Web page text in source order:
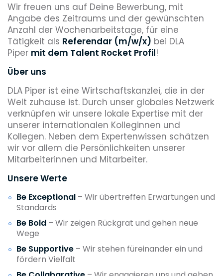
Wir freuen uns auf Deine Bewerbung, mit
Angabe des Zeitraums und der gewünschten
Anzahl der Wochenarbeitstage, für eine
Tätigkeit als Referendar (m/w/x) bei DLA
Piper mit dem Talent Rocket Profil!
Über uns
DLA Piper ist eine Wirtschaftskanzlei, die in der
Welt zuhause ist. Durch unser globales Netzwerk
verknüpfen wir unsere lokale Expertise mit der
unserer internationalen Kolleginnen und
Kollegen. Neben dem Expertenwissen schätzen
wir vor allem die Persönlichkeiten unserer
Mitarbeiterinnen und Mitarbeiter.
Unsere Werte
Be Exceptional – Wir übertreffen Erwartungen und
Standards
Be Bold – Wir zeigen Rückgrat und gehen neue
Wege
Be Supportive – Wir stehen füreinander ein und
fördern Vielfalt